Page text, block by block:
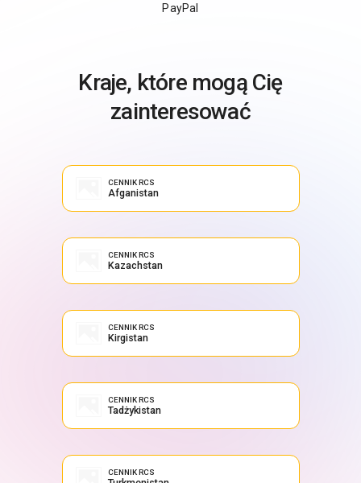
PayPal
Kraje, które mogą Cię
zainteresować
CENNIK RCS
Afganistan
CENNIK RCS
Kazachstan
CENNIK RCS
Kirgistan
CENNIK RCS
Tadżykistan
CENNIK RCS